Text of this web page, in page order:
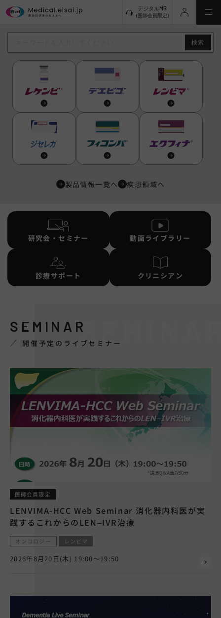
デジタルMR
(医師会員限定)
ログイン
研究会・セミナー
動画ライブラリ
診療サポート
クリニシアン
hhcホットライン
hhcホットラインに
お問い合わせください
エーザイMedical会員限定
製品情報一覧へ 疾患領域へ
研究会・セミナー 動画ライブラリー
診療サポート クリニシアン
SEMINAR
開催予定のライブセミナー
医師会員限定
LENVIMA-HCC Web Seminar 消化器内科医が実
践するこれからのLEN–IVR治療
オンコロジー レンビマ
2026年8月20日(木) 19:00～19:50